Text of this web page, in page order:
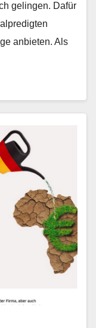
gelingen. Dafür
anbieten. Als